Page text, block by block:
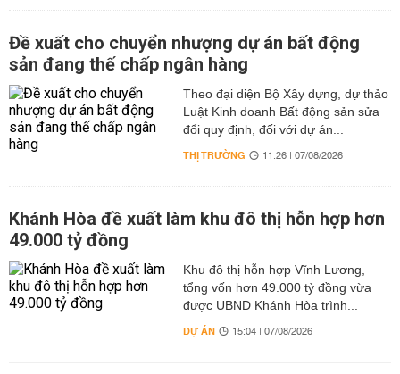
Đề xuất cho chuyển nhượng dự án bất động
sản đang thế chấp ngân hàng
Theo đại diện Bộ Xây dựng, dự thảo
Luật Kinh doanh Bất động sản sửa
đổi quy định, đối với dự án...
THỊ TRƯỜNG 11:26 | 07/08/2026
Khánh Hòa đề xuất làm khu đô thị hỗn hợp hơn
49.000 tỷ đồng
Khu đô thị hỗn hợp Vĩnh Lương,
tổng vốn hơn 49.000 tỷ đồng vừa
được UBND Khánh Hòa trình...
DỰ ÁN 15:04 | 07/08/2026